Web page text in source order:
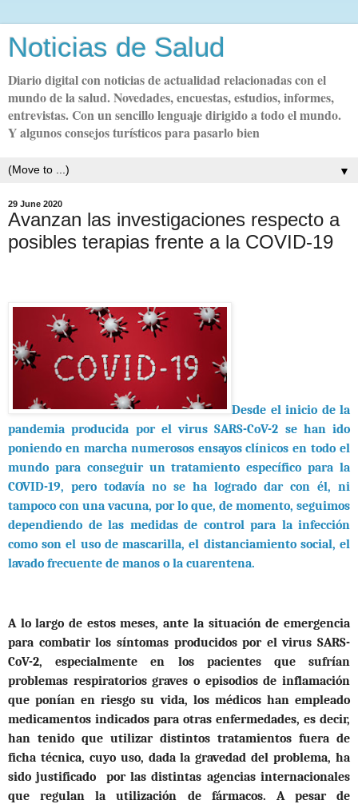
Noticias de Salud
Diario digital con noticias de actualidad relacionadas con el
mundo de la salud. Novedades, encuestas, estudios, informes,
entrevistas. Con un sencillo lenguaje dirigido a todo el mundo.
Y algunos consejos turísticos para pasarlo bien
▼
29 June 2020
Avanzan las investigaciones respecto a
posibles terapias frente a la COVID-19
Desde el inicio de la
pandemia producida por el virus SARS-CoV-2 se han ido
poniendo en marcha numerosos ensayos clínicos en todo el
mundo para conseguir un tratamiento específico para la
COVID-19, pero todavía no se ha logrado dar con él, ni
tampoco con una vacuna, por lo que, de momento, seguimos
dependiendo de las medidas de control para la infección
como son el uso de mascarilla, el distanciamiento social, el
lavado frecuente de manos o la cuarentena.
A lo largo de estos meses, ante la situación de emergencia
para combatir los síntomas producidos por el virus SARS-
CoV-2, especialmente en los pacientes que sufrían
problemas respiratorios graves o episodios de inflamación
que ponían en riesgo su vida, los médicos han empleado
medicamentos indicados para otras enfermedades, es decir,
han tenido que utilizar distintos tratamientos fuera de
ficha técnica, cuyo uso, dada la gravedad del problema, ha
sido justificado por las distintas agencias internacionales
que regulan la utilización de fármacos. A pesar de